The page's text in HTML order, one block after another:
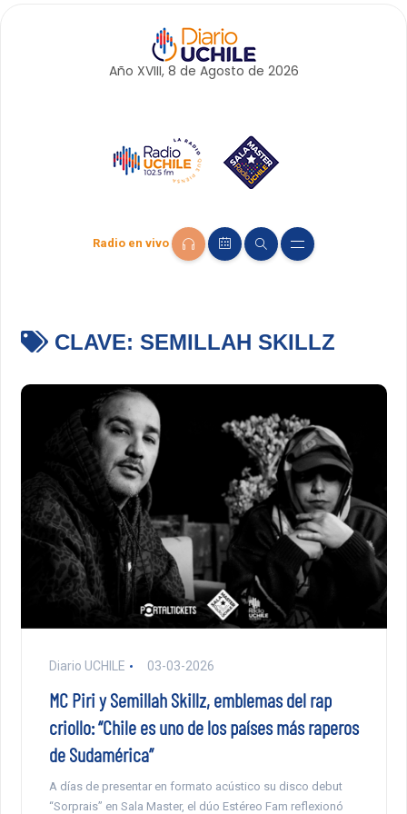
Año XVIII, 8 de Agosto de 2026
Radio en vivo
CLAVE: SEMILLAH SKILLZ
Diario UCHILE 03-03-2026
MC Piri y Semillah Skillz, emblemas del rap
criollo: “Chile es uno de los países más raperos
de Sudamérica”
A días de presentar en formato acústico su disco debut
“Sorprais” en Sala Master, el dúo Estéreo Fam reflexionó